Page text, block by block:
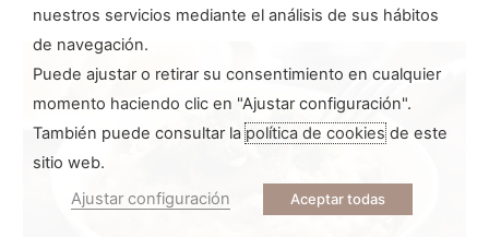
nuestros servicios mediante el análisis de sus hábitos
de navegación.
Puede ajustar o retirar su consentimiento en cualquier
momento haciendo clic en "Ajustar configuración".
También puede consultar lapolítica de cookiesde este
sitio web.
Ajustar configuración
Aceptar todas